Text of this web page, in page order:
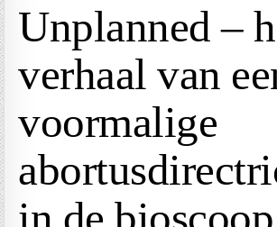
Unplanned –
verhaal van
voormalige